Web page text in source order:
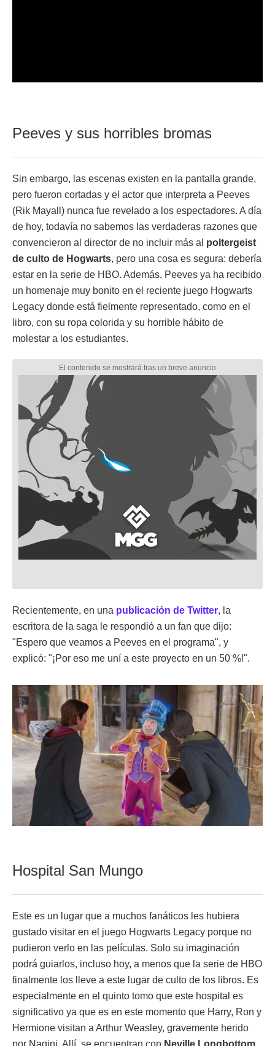
Peeves y sus horribles bromas
Sin embargo, las escenas existen en la pantalla grande,
pero fueron cortadas y el actor que interpreta a Peeves
(Rik Mayall) nunca fue revelado a los espectadores. A día
de hoy, todavía no sabemos las verdaderas razones que
convencieron al director de no incluir más al poltergeist
de culto de Hogwarts, pero una cosa es segura: debería
estar en la serie de HBO. Además, Peeves ya ha recibido
un homenaje muy bonito en el reciente juego Hogwarts
Legacy donde está fielmente representado, como en el
libro, con su ropa colorida y su horrible hábito de
molestar a los estudiantes.
Recientemente, en una publicación de Twitter, la
escritora de la saga le respondió a un fan que dijo:
"Espero que veamos a Peeves en el programa", y
explicó: "¡Por eso me uní a este proyecto en un 50 %!".
Hospital San Mungo
Este es un lugar que a muchos fanáticos les hubiera
gustado visitar en el juego Hogwarts Legacy porque no
pudieron verlo en las películas. Solo su imaginación
podrá guiarlos, incluso hoy, a menos que la serie de HBO
finalmente los lleve a este lugar de culto de los libros. Es
especialmente en el quinto tomo que este hospital es
significativo ya que es en este momento que Harry, Ron y
Hermione visitan a Arthur Weasley, gravemente herido